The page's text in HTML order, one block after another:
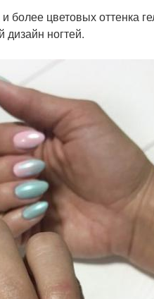
цветовых оттенка
дизайн ногтей.